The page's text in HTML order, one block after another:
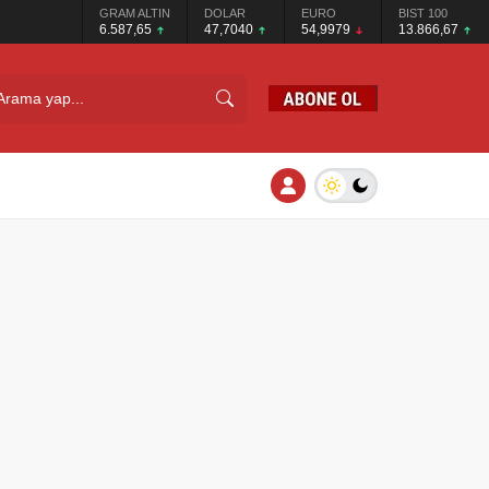
GRAM ALTIN
6.587,65
DOLAR
47,7040
EURO
54,9979
BIST 100
13.866,67